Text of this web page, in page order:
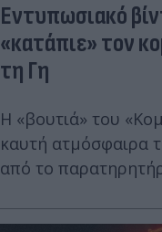
Εντυπωσιακό
«κατάπιε» τον
τη Γη
Η «βουτιά» του
καυτή ατμόσφαιρα
από το